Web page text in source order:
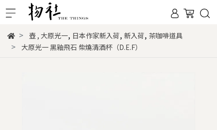
壺 , 大原光一, 日本作家新入荷, 新入荷, 茶咖啡道具
大原光一 黑釉飛石 柴燒清酒杯（D.E.F）